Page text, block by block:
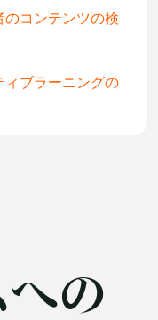
コンテンツの検
ィブラーニングの
の